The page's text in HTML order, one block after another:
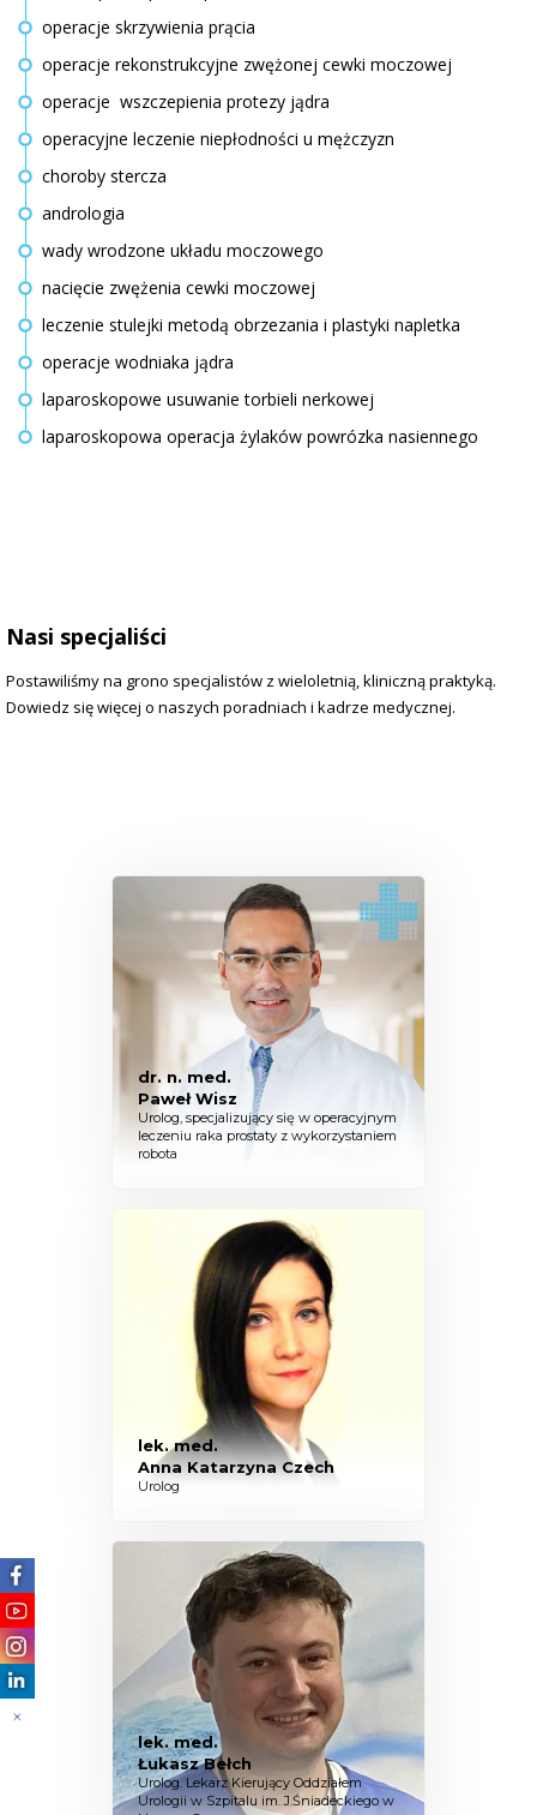
operacje skrzywienia prącia
operacje rekonstrukcyjne zwężonej cewki moczowej
operacje wszczepienia protezy jądra
operacyjne leczenie niepłodności u mężczyzn
choroby stercza
andrologia
wady wrodzone układu moczowego
nacięcie zwężenia cewki moczowej
leczenie stulejki metodą obrzezania i plastyki napletka
operacje wodniaka jądra
laparoskopowe usuwanie torbieli nerkowej
laparoskopowa operacja żylaków powrózka nasiennego
Nasi specjaliści
Postawiliśmy na grono specjalistów z wieloletnią, kliniczną praktyką.
Dowiedz się więcej o naszych poradniach i kadrze medycznej.
dr. n. med.
Paweł Wisz
Urolog, specjalizujący się w operacyjnym
leczeniu raka prostaty z wykorzystaniem
robota
lek. med.
Anna Katarzyna Czech
Urolog
lek. med.
Łukasz Bełch
Urolog. Lekarz Kierujący Oddziałem
Urologii w Szpitalu im. J.Śniadeckiego w